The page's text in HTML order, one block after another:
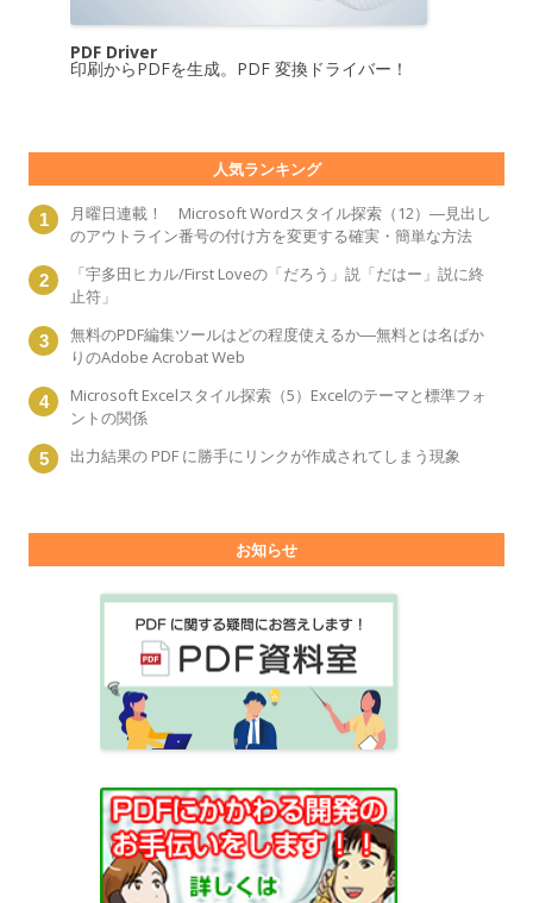
PDF Driver
印刷からPDFを生成。PDF 変換ドライバー！
人気ランキング
月曜日連載！ Microsoft Wordスタイル探索（12）―見出し
のアウトライン番号の付け方を変更する確実・簡単な方法
「宇多田ヒカル/First Loveの「だろう」説「だはー」説に終
止符」
無料のPDF編集ツールはどの程度使えるか―無料とは名ばか
りのAdobe Acrobat Web
Microsoft Excelスタイル探索（5）Excelのテーマと標準フォ
ントの関係
出力結果の PDF に勝手にリンクが作成されてしまう現象
お知らせ